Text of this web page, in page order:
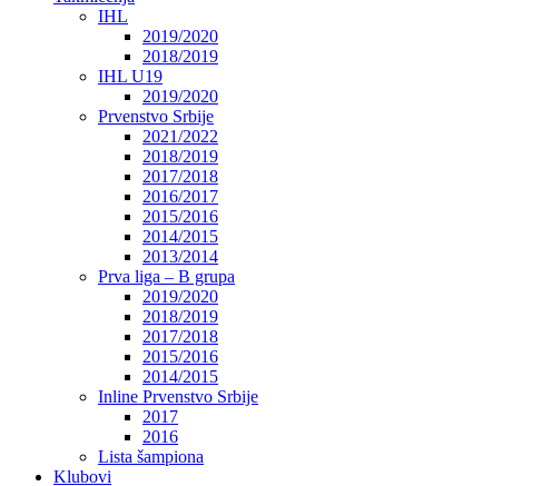
IHL
2019/2020
2018/2019
IHL U19
2019/2020
Prvenstvo Srbije
2021/2022
2018/2019
2017/2018
2016/2017
2015/2016
2014/2015
2013/2014
Prva liga – B grupa
2019/2020
2018/2019
2017/2018
2015/2016
2014/2015
Inline Prvenstvo Srbije
2017
2016
Lista šampiona
Klubovi